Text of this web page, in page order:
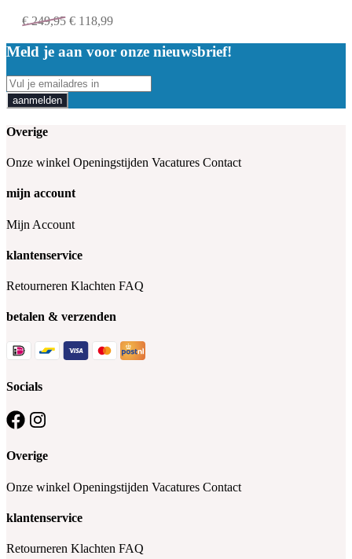
€249,95 € 118,99
Meld je aan voor onze nieuwsbrief!
aanmelden
Overige
Onze winkel Openingstijden Vacatures Contact
mijn account
Mijn Account
klantenservice
Retourneren Klachten FAQ
betalen & verzenden
Socials
Overige
Onze winkel Openingstijden Vacatures Contact
klantenservice
Retourneren Klachten FAQ